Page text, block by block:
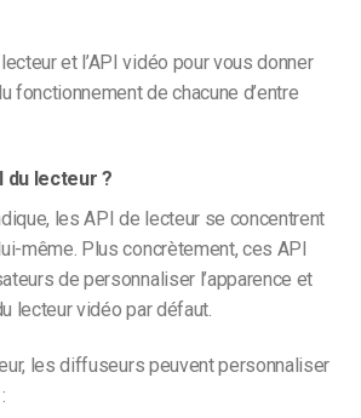
et l’API vidéo pour vous donner
fonctionnement de chacune d’entre
du lecteur ?
les API de lecteur se concentrent
même. Plus concrètement, ces API
de personnaliser l’apparence et
lecteur vidéo par défaut.
les diffuseurs peuvent personnaliser